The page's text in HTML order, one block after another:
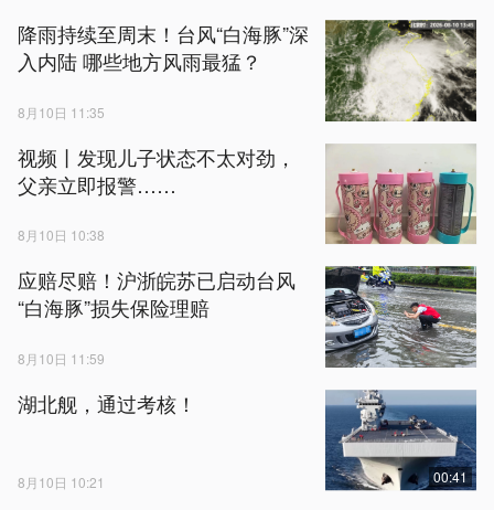
降雨持续至周末！台风“白海豚”深
入内陆 哪些地方风雨最猛？
8月10日 11:35
视频丨发现儿子状态不太对劲，
父亲立即报警……
8月10日 10:38
应赔尽赔！沪浙皖苏已启动台风
“白海豚”损失保险理赔
8月10日 11:59
湖北舰，通过考核！
8月10日 10:21 00:41